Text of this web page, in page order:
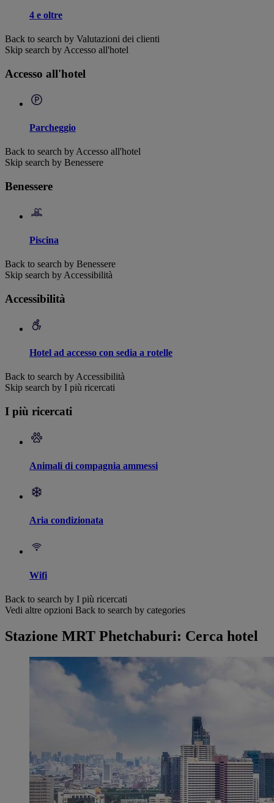
4 e oltre
Back to search by Valutazioni dei clienti
Skip search by Accesso all'hotel
Accesso all'hotel
Parcheggio
Back to search by Accesso all'hotel
Skip search by Benessere
Benessere
Piscina
Back to search by Benessere
Skip search by Accessibilità
Accessibilità
Hotel ad accesso con sedia a rotelle
Back to search by Accessibilità
Skip search by I più ricercati
I più ricercati
Animali di compagnia ammessi
Aria condizionata
Wifi
Back to search by I più ricercati
Vedi altre opzioni Back to search by categories
Stazione MRT Phetchaburi: Cerca hotel